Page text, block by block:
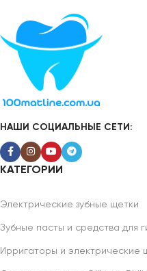
НАШИ СОЦИАЛЬНЫЕ СЕТИ:
КАТЕГОРИИ
Электрические зубные щетки
Зубные пасты и средства для
Ирригаторы и электрические